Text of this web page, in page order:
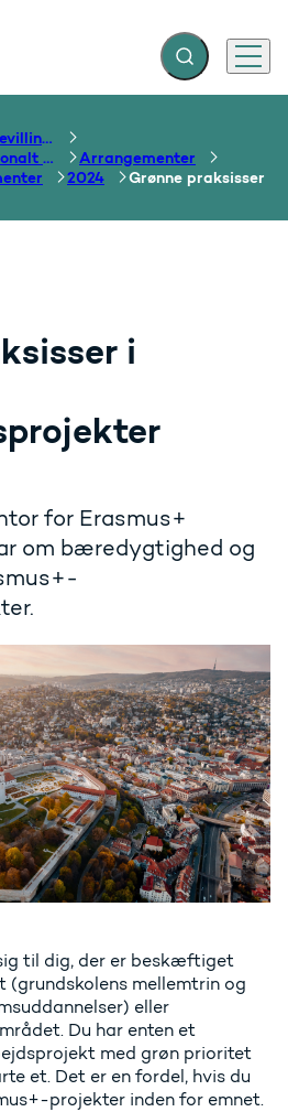
Fold søgefelt ud
Menu
Tilskud, puljer og bevillinger
Tilskud til internationalt samarbejde om uddannelse
Arrangementer
2024 Grønne praksisser
i
for Erasmus+
om bæredygtighed og
til dig, der er beskæftiget
(grundskolens mellemtrin og
eller
Du har enten et
med grøn prioritet
et. Det er en fordel, hvis du
projekter inden for emnet.